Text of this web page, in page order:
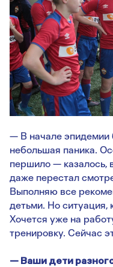
— В начале эпидемии
небольшая паника.
першило — казалось,
даже перестал
Выполняю все
детьми. Но ситуация,
Хочется уже на
тренировку. Сейчас
— Ваши дети